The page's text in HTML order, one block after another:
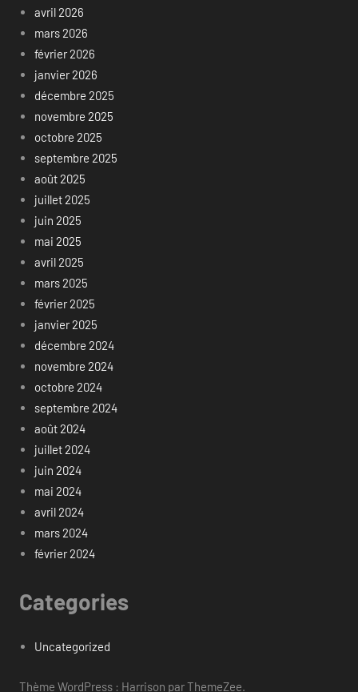
avril 2026
mars 2026
février 2026
janvier 2026
décembre 2025
novembre 2025
octobre 2025
septembre 2025
août 2025
juillet 2025
juin 2025
mai 2025
avril 2025
mars 2025
février 2025
janvier 2025
décembre 2024
novembre 2024
octobre 2024
septembre 2024
août 2024
juillet 2024
juin 2024
mai 2024
avril 2024
mars 2024
février 2024
Categories
Uncategorized
Thème WordPress : Harrison par ThemeZee.